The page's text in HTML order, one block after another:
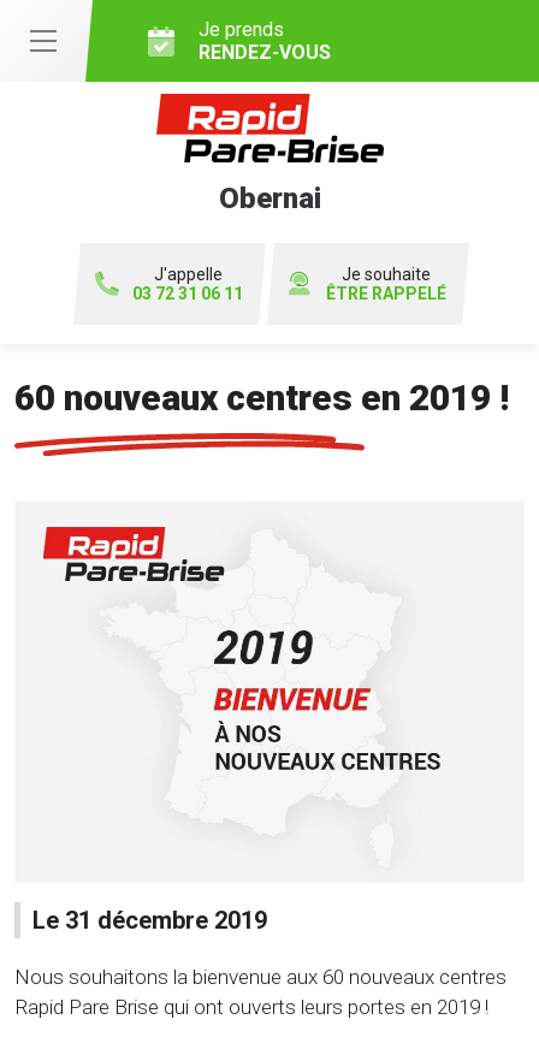
Je prends
RENDEZ-VOUS
Obernai
J'appelle
03 72 31 06 11
Je souhaite
ÊTRE RAPPELÉ
60 nouveaux centres en 2019 !
Le 31 décembre 2019
Nous souhaitons la bienvenue aux 60 nouveaux centres
Rapid Pare Brise qui ont ouverts leurs portes en 2019 !